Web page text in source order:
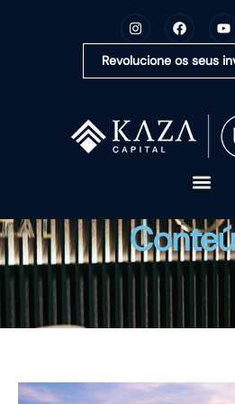
Revolucione os seus
A KAZA
SOLUÇÕES
MONTE SUA
CONTEÚDOS